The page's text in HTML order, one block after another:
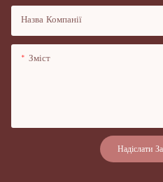
Назва Компанії
Зміст
Надіслати